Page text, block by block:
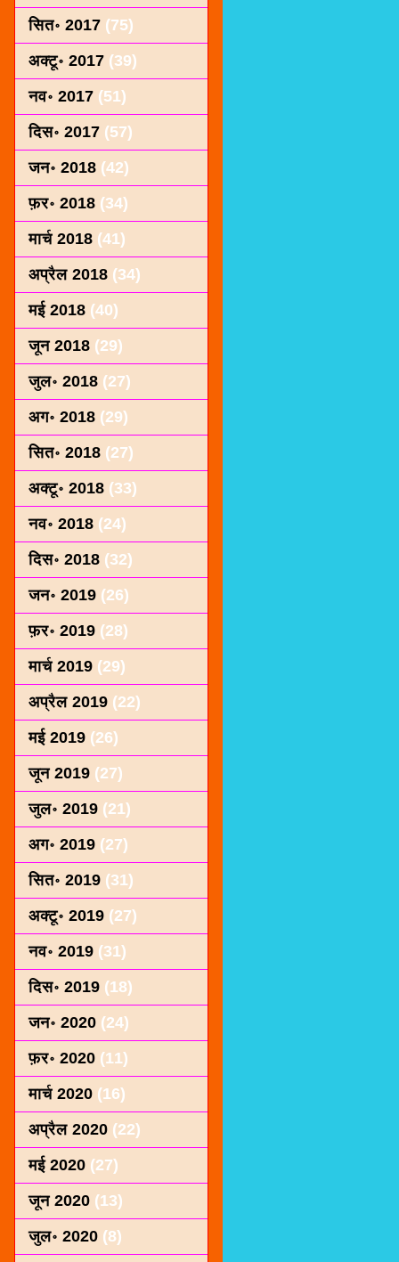
सित॰ 2017 (75)
अक्टू॰ 2017 (39)
नव॰ 2017 (51)
दिस॰ 2017 (57)
जन॰ 2018 (42)
फ़र॰ 2018 (34)
मार्च 2018 (41)
अप्रैल 2018 (34)
मई 2018 (40)
जून 2018 (29)
जुल॰ 2018 (27)
अग॰ 2018 (29)
सित॰ 2018 (27)
अक्टू॰ 2018 (33)
नव॰ 2018 (24)
दिस॰ 2018 (32)
जन॰ 2019 (26)
फ़र॰ 2019 (28)
मार्च 2019 (29)
अप्रैल 2019 (22)
मई 2019 (26)
जून 2019 (27)
जुल॰ 2019 (21)
अग॰ 2019 (27)
सित॰ 2019 (31)
अक्टू॰ 2019 (27)
नव॰ 2019 (31)
दिस॰ 2019 (18)
जन॰ 2020 (24)
फ़र॰ 2020 (11)
मार्च 2020 (16)
अप्रैल 2020 (22)
मई 2020 (27)
जून 2020 (13)
जुल॰ 2020 (8)